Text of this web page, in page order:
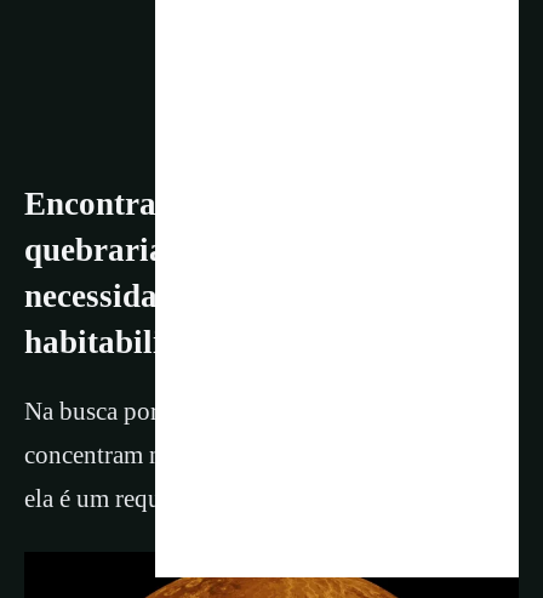
Encontrar vida em Vênus
quebraria a condição da
necessidade de água líquida para
habitabilidade
Na busca por vida, os cientistas geralmente se
concentram na procura por água líquida, pois
ela é um requisito para a vida na Terra.